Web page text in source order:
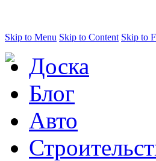
Skip to Menu Skip to Content Skip to
Доска
Блог
Авто